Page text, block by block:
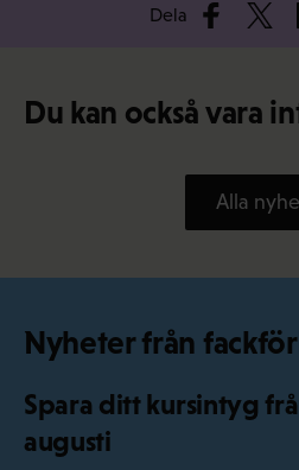
Dela
Du kan också vara
Alla
Nyheter från
Spara ditt kursintyg
augusti